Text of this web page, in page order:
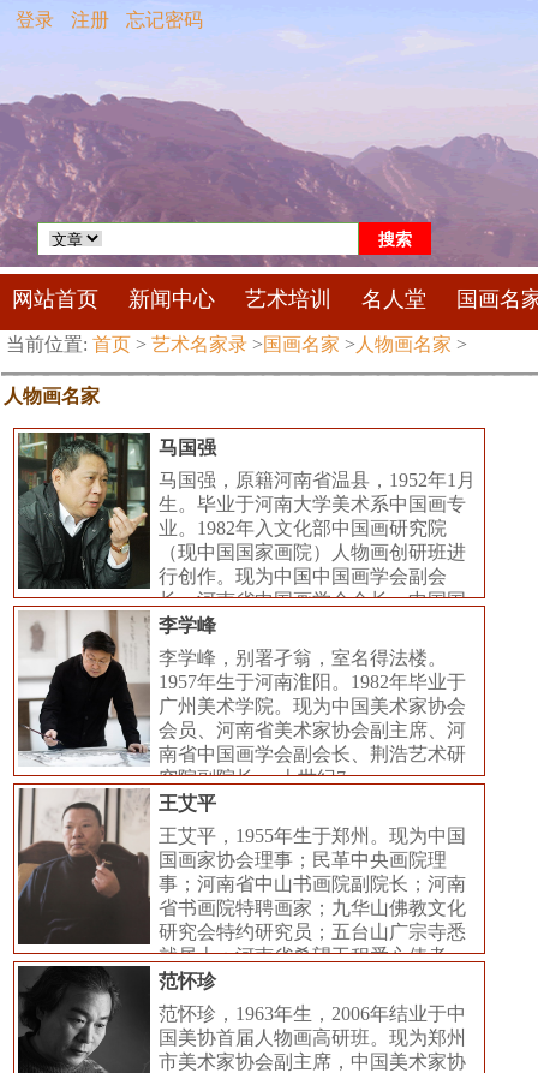
网站首页 新闻中心 艺术培训 名人堂 国画名
登录 注册 忘记密码
当前位置: 首页 > 艺术名家录 >国画名家 > 人物画名家 >
人物画名家
马国强
马国强，原籍河南省温县，1952年1月
生。毕业于河南大学美术系中国画专
业。1982年入文化部中国画研究院
（现中国国家画院）人物画创研班进
行创作。现为中国中国画学会副会
长、河南省中国画学会会长、中国国
家
李学峰
李学峰，别署孑翁，室名得法楼。
1957年生于河南淮阳。1982年毕业于
广州美术学院。现为中国美术家协会
会员、河南省美术家协会副主席、河
南省中国画学会副会长、荆浩艺术研
究院副院长。 上世纪7
王艾平
王艾平，1955年生于郑州。现为中国
国画家协会理事；民革中央画院理
事；河南省中山书画院副院长；河南
省书画院特聘画家；九华山佛教文化
研究会特约研究员；五台山广宗寺悉
就居士；河南省希望工程爱心使者。
范怀珍
范怀珍，1963年生，2006年结业于中
国美协首届人物画高研班。现为郑州
市美术家协会副主席，中国美术家协